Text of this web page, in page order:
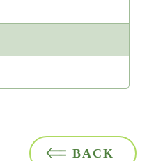
BACK